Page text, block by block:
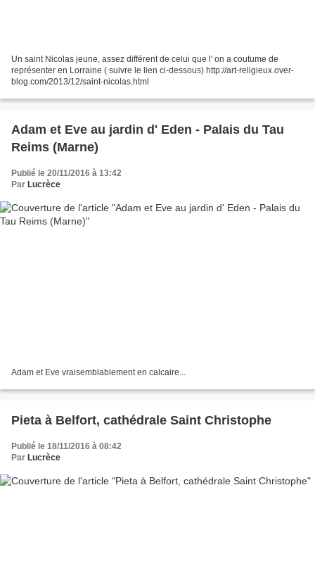
Un saint Nicolas jeune, assez différent de celui que l' on a coutume de
représenter en Lorraine ( suivre le lien ci-dessous) http://art-religieux.over-
blog.com/2013/12/saint-nicolas.html
Adam et Eve au jardin d' Eden - Palais du Tau
Reims (Marne)
Publié le 20/11/2016 à 13:42
Par Lucrèce
Adam et Eve vraisemblablement en calcaire...
Pieta à Belfort, cathédrale Saint Christophe
Publié le 18/11/2016 à 08:42
Par Lucrèce